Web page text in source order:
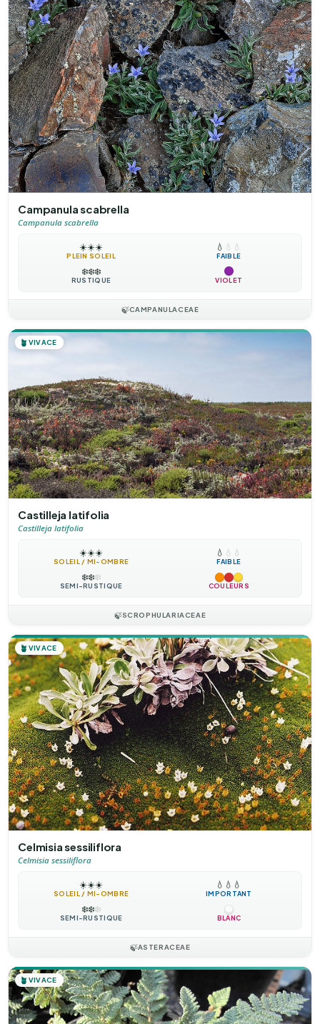
Campanula scabrella
Campanula scabrella
☀️☀️☀️
PLEIN SOLEIL
💧 💧 💧
FAIBLE
❄️❄️❄️
RUSTIQUE VIOLET
🍃CAMPANULACEAE
🪴 VIVACE
Castilleja latifolia
Castilleja latifolia
☀️☀️☀️
SOLEIL / MI-OMBRE
💧 💧 💧
FAIBLE
❄️❄️❄️
SEMI-RUSTIQUE COULEURS
🍃SCROPHULARIACEAE
🪴 VIVACE
Celmisia sessiliflora
Celmisia sessiliflora
☀️☀️☀️
SOLEIL / MI-OMBRE
💧 💧 💧
IMPORTANT
❄️❄️❄️
SEMI-RUSTIQUE BLANC
🍃ASTERACEAE
🪴 VIVACE